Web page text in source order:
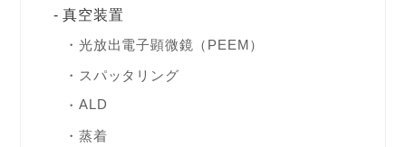
真空装置
光放出電子顕微鏡（PEEM）
スパッタリング
ALD
蒸着